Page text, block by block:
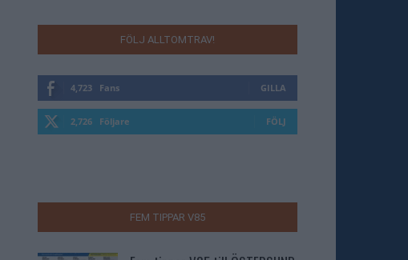
FÖLJ ALLTOMTRAV!
4,723 Fans GILLA
2,726 Följare FÖLJ
FEM TIPPAR V85